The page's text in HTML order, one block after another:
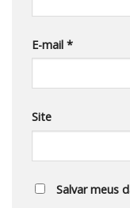
E-mail *
Site
Salvar meus